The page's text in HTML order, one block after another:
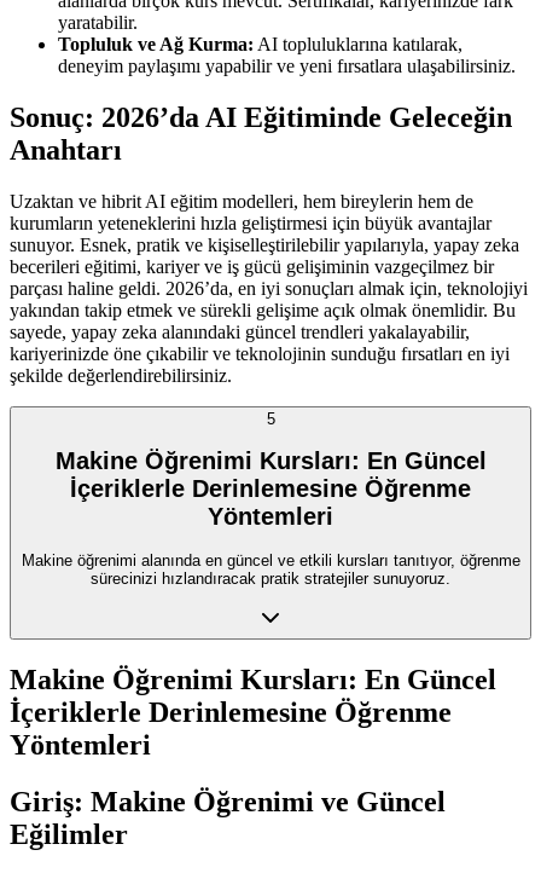
yaratabilir.
Topluluk ve Ağ Kurma: AI topluluklarına katılarak,
deneyim paylaşımı yapabilir ve yeni fırsatlara ulaşabilirsiniz.
Sonuç: 2026’da AI Eğitiminde Geleceğin
Anahtarı
Uzaktan ve hibrit AI eğitim modelleri, hem bireylerin hem de
kurumların yeteneklerini hızla geliştirmesi için büyük avantajlar
sunuyor. Esnek, pratik ve kişiselleştirilebilir yapılarıyla, yapay zeka
becerileri eğitimi, kariyer ve iş gücü gelişiminin vazgeçilmez bir
parçası haline geldi. 2026’da, en iyi sonuçları almak için, teknolojiyi
yakından takip etmek ve sürekli gelişime açık olmak önemlidir. Bu
sayede, yapay zeka alanındaki güncel trendleri yakalayabilir,
kariyerinizde öne çıkabilir ve teknolojinin sunduğu fırsatları en iyi
şekilde değerlendirebilirsiniz.
5
Makine Öğrenimi Kursları: En Güncel
İçeriklerle Derinlemesine Öğrenme
Yöntemleri
Makine öğrenimi alanında en güncel ve etkili kursları tanıtıyor, öğrenme
sürecinizi hızlandıracak pratik stratejiler sunuyoruz.
Makine Öğrenimi Kursları: En Güncel
İçeriklerle Derinlemesine Öğrenme
Yöntemleri
Giriş: Makine Öğrenimi ve Güncel
Eğilimler